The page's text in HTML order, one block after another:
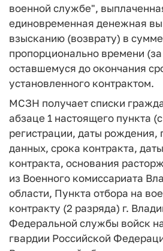
военной службе",
единовременная денежная
взысканию (возврату) в
пропорционально времени
оставшемуся до окончания
установленного контрактом.
МСЗН получает списки
абзаце 1 настоящего пункта
регистрации, даты рождения,
данных, срока контракта,
контракта, основания
из Военного комиссариата
области, Пункта отбора на
контракту (2 разряда) г.
Федеральной службы войск
гвардии Российской